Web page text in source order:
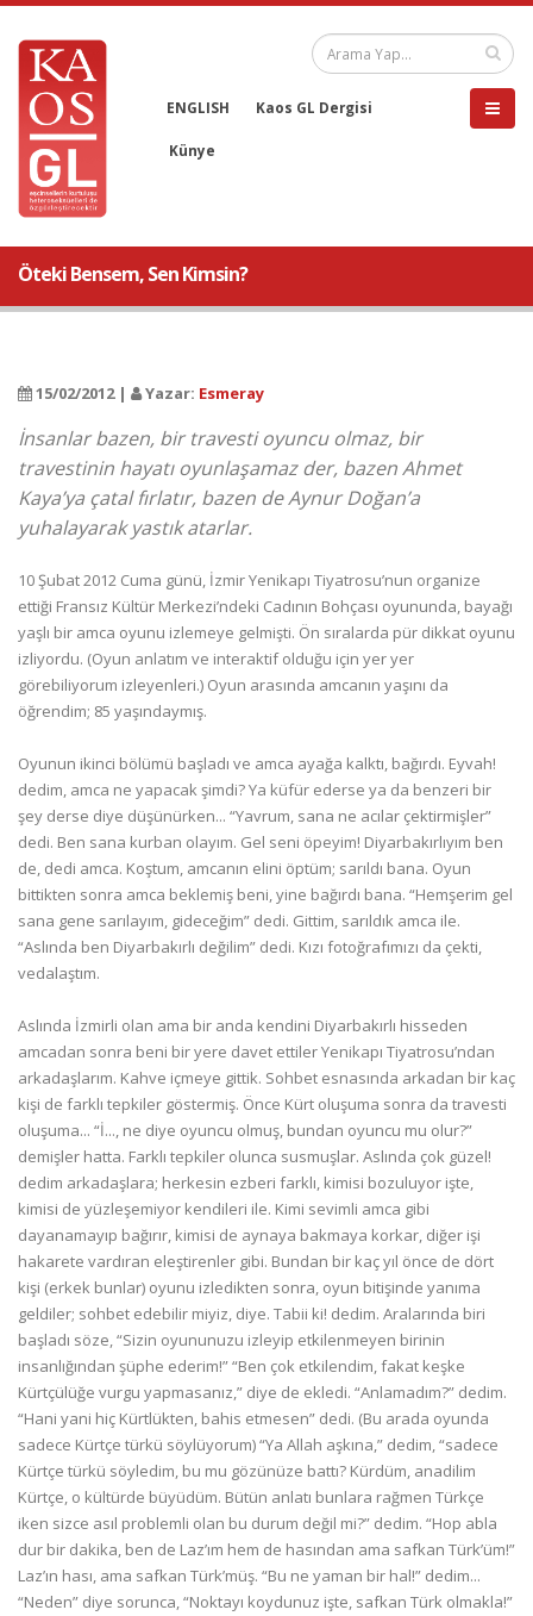
ENGLISH Kaos GL Dergisi
Künye
Öteki Bensem, Sen Kimsin?
15/02/2012 | Yazar: Esmeray
İnsanlar bazen, bir travesti oyuncu olmaz, bir
travestinin hayatı oyunlaşamaz der, bazen Ahmet
Kaya’ya çatal fırlatır, bazen de Aynur Doğan’a
yuhalayarak yastık atarlar.
10 Şubat 2012 Cuma günü, İzmir Yenikapı Tiyatrosu’nun organize
ettiği Fransız Kültür Merkezi’ndeki Cadının Bohçası oyununda, bayağı
yaşlı bir amca oyunu izlemeye gelmişti. Ön sıralarda pür dikkat oyunu
izliyordu. (Oyun anlatım ve interaktif olduğu için yer yer
görebiliyorum izleyenleri.) Oyun arasında amcanın yaşını da
öğrendim; 85 yaşındaymış.
Oyunun ikinci bölümü başladı ve amca ayağa kalktı, bağırdı. Eyvah!
dedim, amca ne yapacak şimdi? Ya küfür ederse ya da benzeri bir
şey derse diye düşünürken... “Yavrum, sana ne acılar çektirmişler”
dedi. Ben sana kurban olayım. Gel seni öpeyim! Diyarbakırlıyım ben
de, dedi amca. Koştum, amcanın elini öptüm; sarıldı bana. Oyun
bittikten sonra amca beklemiş beni, yine bağırdı bana. “Hemşerim gel
sana gene sarılayım, gideceğim” dedi. Gittim, sarıldık amca ile.
“Aslında ben Diyarbakırlı değilim” dedi. Kızı fotoğrafımızı da çekti,
vedalaştım.
Aslında İzmirli olan ama bir anda kendini Diyarbakırlı hisseden
amcadan sonra beni bir yere davet ettiler Yenikapı Tiyatrosu’ndan
arkadaşlarım. Kahve içmeye gittik. Sohbet esnasında arkadan bir kaç
kişi de farklı tepkiler göstermiş. Önce Kürt oluşuma sonra da travesti
oluşuma... “İ..., ne diye oyuncu olmuş, bundan oyuncu mu olur?”
demişler hatta. Farklı tepkiler olunca susmuşlar. Aslında çok güzel!
dedim arkadaşlara; herkesin ezberi farklı, kimisi bozuluyor işte,
kimisi de yüzleşemiyor kendileri ile. Kimi sevimli amca gibi
dayanamayıp bağırır, kimisi de aynaya bakmaya korkar, diğer işi
hakarete vardıran eleştirenler gibi. Bundan bir kaç yıl önce de dört
kişi (erkek bunlar) oyunu izledikten sonra, oyun bitişinde yanıma
geldiler; sohbet edebilir miyiz, diye. Tabii ki! dedim. Aralarında biri
başladı söze, “Sizin oyununuzu izleyip etkilenmeyen birinin
insanlığından şüphe ederim!” “Ben çok etkilendim, fakat keşke
Kürtçülüğe vurgu yapmasanız,” diye de ekledi. “Anlamadım?” dedim.
“Hani yani hiç Kürtlükten, bahis etmesen” dedi. (Bu arada oyunda
sadece Kürtçe türkü söylüyorum) “Ya Allah aşkına,” dedim, “sadece
Kürtçe türkü söyledim, bu mu gözünüze battı? Kürdüm, anadilim
Kürtçe, o kültürde büyüdüm. Bütün anlatı bunlara rağmen Türkçe
iken sizce asıl problemli olan bu durum değil mi?” dedim. “Hop abla
dur bir dakika, ben de Laz’ım hem de hasından ama safkan Türk’üm!”
Laz’ın hası, ama safkan Türk’müş. “Bu ne yaman bir hal!” dedim...
“Neden” diye sorunca, “Noktayı koydunuz işte, safkan Türk olmakla!”